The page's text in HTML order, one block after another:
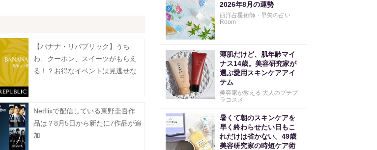
【バナナ・リパブリック】うち
わ、クーポン、スイーツがもらえ
る！？お得なイベントは見逃せな
Netflixで配信している東野圭吾作
品は？8月5日から新たに7作品が追
加
2026年8月の運勢
西洋占星術師・早矢の占い
Room
薄肌だけど、肌年齢マイ
ナス14歳。美容研究家が
選ぶ愛用スキンケアアイ
テム
美容家が教える 大人のプチプ
ラコスメ
暑くて朝のスキンケアを
早く終わらせたい日もこ
れだけは省かない。49歳
美容研究家の時短ケア術